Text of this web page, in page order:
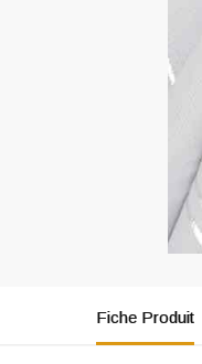
Fiche Produit